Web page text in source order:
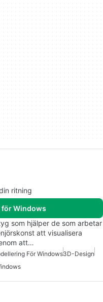
ritning
Windows
som hjälper de som arbetar
att visualisera
att…
För Windows3D-Design